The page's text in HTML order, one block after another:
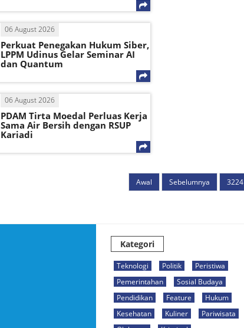
06 August 2026
Perkuat Penegakan Hukum Siber,
LPPM Udinus Gelar Seminar AI
dan Quantum
06 August 2026
PDAM Tirta Moedal Perluas Kerja
Sama Air Bersih dengan RSUP
Kariadi
Awal Sebelumnya 3224
Kategori
Teknologi Politik
Peristiwa
Pemerintahan
Sosial Budaya
Pendidikan
Feature
Hukum
Kesehatan
Kuliner
Pariwisata